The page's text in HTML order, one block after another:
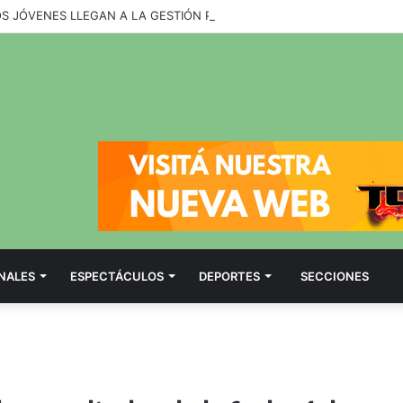
JÓVENES LLEGAN A LA GESTIÓN PÚBLICA A TRAVÉS DE UNA
ESPECTÁCULOS DEPORTES SECCIONES